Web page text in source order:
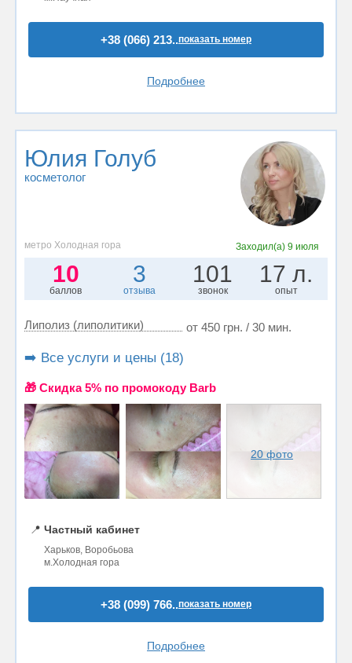
+38 (066) 213..показать номер
Подробнее
Юлия Голуб
косметолог
метро Холодная гора Заходил(а) 9 июля
10
баллов
3
отзыва
101
звонок
17 л.
опыт
Липолиз (липолитики) от 450 грн. / 30 мин.
➡️ Все услуги и цены (18)
🎁 Cкидка 5% по промокоду Barb
20 фото
📍 Частный кабинет
Харьков, Воробьова
м.Холодная гора
+38 (099) 766..показать номер
Подробнее